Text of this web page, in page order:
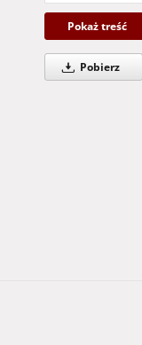
Pokaż treść
Pobierz